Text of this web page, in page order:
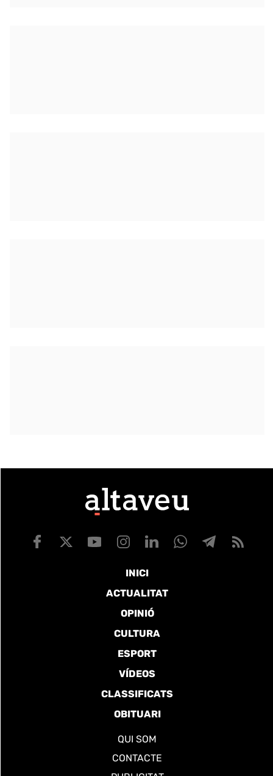
INICI
ACTUALITAT
OPINIÓ
CULTURA
ESPORT
VÍDEOS
CLASSIFICATS
OBITUARI
QUI SOM
CONTACTE